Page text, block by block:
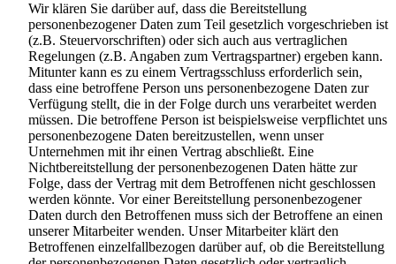
Wir klären Sie darüber auf, dass die Bereitstellung
personenbezogener Daten zum Teil gesetzlich vorgeschrieben ist
(z.B. Steuervorschriften) oder sich auch aus vertraglichen
Regelungen (z.B. Angaben zum Vertragspartner) ergeben kann.
Mitunter kann es zu einem Vertragsschluss erforderlich sein,
dass eine betroffene Person uns personenbezogene Daten zur
Verfügung stellt, die in der Folge durch uns verarbeitet werden
müssen. Die betroffene Person ist beispielsweise verpflichtet uns
personenbezogene Daten bereitzustellen, wenn unser
Unternehmen mit ihr einen Vertrag abschließt. Eine
Nichtbereitstellung der personenbezogenen Daten hätte zur
Folge, dass der Vertrag mit dem Betroffenen nicht geschlossen
werden könnte. Vor einer Bereitstellung personenbezogener
Daten durch den Betroffenen muss sich der Betroffene an einen
unserer Mitarbeiter wenden. Unser Mitarbeiter klärt den
Betroffenen einzelfallbezogen darüber auf, ob die Bereitstellung